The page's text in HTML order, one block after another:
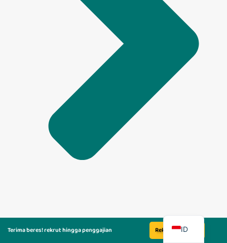
Terima beres! rekrut hingga penggajian Rekrut Sekarang
ID